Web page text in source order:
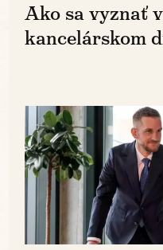
Ako sa vyznať v
kancelárskom